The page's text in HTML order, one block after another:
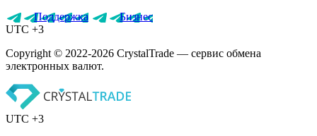
Поддержка
Бизнес
UTC +3
Copyright © 2022-2026 CrystalTrade — сервис обмена
электронных валют.
UTC +3